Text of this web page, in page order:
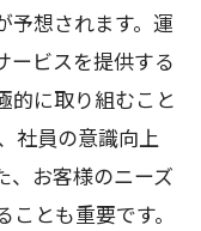
予想されます。運
ービスを提供する
的に取り組むこと
社員の意識向上
、お客様のニーズ
とも重要です。